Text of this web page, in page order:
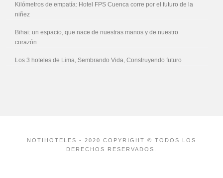
Kilómetros de empatía: Hotel FPS Cuenca corre por el futuro de la
niñez
Bihai: un espacio, que nace de nuestras manos y de nuestro
corazón
Los 3 hoteles de Lima, Sembrando Vida, Construyendo futuro
NOTIHOTELES - 2020 COPYRIGHT © TODOS LOS
DERECHOS RESERVADOS.